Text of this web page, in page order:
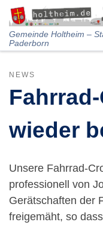
Skip to content
Gemeinde Holtheim –
Paderborn
NEWS
wieder
Unsere Fahrrad-
professionell von
Gerätschaften der
freigemäht, so